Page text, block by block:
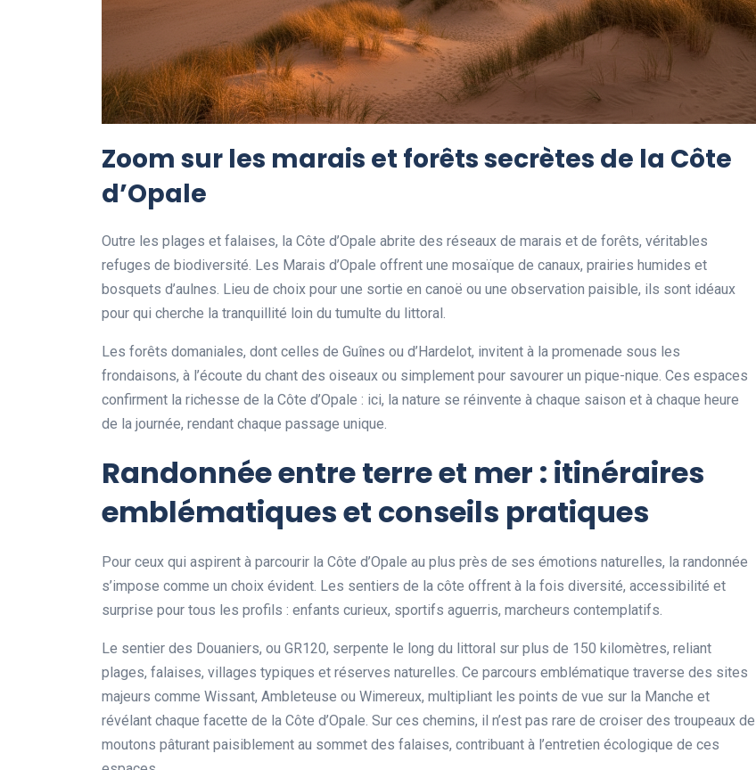
Zoom sur les marais et forêts secrètes de la Côte
d’Opale
Outre les plages et falaises, la Côte d’Opale abrite des réseaux de marais et de forêts, véritables
refuges de biodiversité. Les Marais d’Opale offrent une mosaïque de canaux, prairies humides et
bosquets d’aulnes. Lieu de choix pour une sortie en canoë ou une observation paisible, ils sont idéaux
pour qui cherche la tranquillité loin du tumulte du littoral.
Les forêts domaniales, dont celles de Guînes ou d’Hardelot, invitent à la promenade sous les
frondaisons, à l’écoute du chant des oiseaux ou simplement pour savourer un pique-nique. Ces espaces
confirment la richesse de la Côte d’Opale : ici, la nature se réinvente à chaque saison et à chaque heure
de la journée, rendant chaque passage unique.
Randonnée entre terre et mer : itinéraires
emblématiques et conseils pratiques
Pour ceux qui aspirent à parcourir la Côte d’Opale au plus près de ses émotions naturelles, la randonnée
s’impose comme un choix évident. Les sentiers de la côte offrent à la fois diversité, accessibilité et
surprise pour tous les profils : enfants curieux, sportifs aguerris, marcheurs contemplatifs.
Le sentier des Douaniers, ou GR120, serpente le long du littoral sur plus de 150 kilomètres, reliant
plages, falaises, villages typiques et réserves naturelles. Ce parcours emblématique traverse des sites
majeurs comme Wissant, Ambleteuse ou Wimereux, multipliant les points de vue sur la Manche et
révélant chaque facette de la Côte d’Opale. Sur ces chemins, il n’est pas rare de croiser des troupeaux de
moutons pâturant paisiblement au sommet des falaises, contribuant à l’entretien écologique de ces